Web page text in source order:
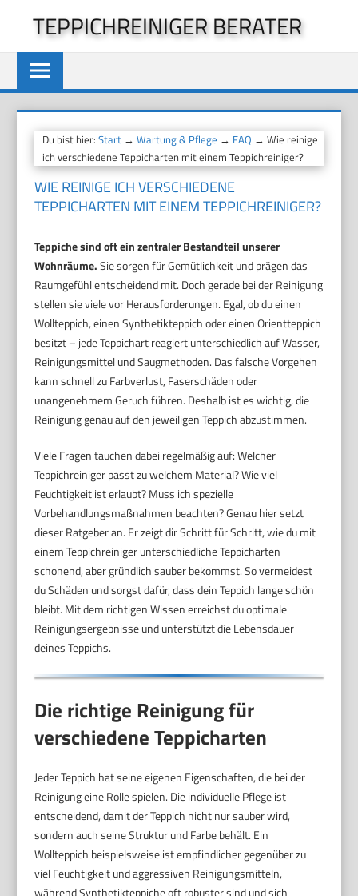
springen
TEPPICHREINIGER BERATER
Du bist hier:Start →Wartung & Pflege → FAQ → Wie reinige
ich verschiedene Teppicharten mit einem Teppichreiniger?
WIE REINIGE ICH VERSCHIEDENE
TEPPICHARTEN MIT EINEM TEPPICHREINIGER?
Teppiche sind oft ein zentraler Bestandteil unserer
Wohnräume.Sie sorgen für Gemütlichkeit und prägen das
Raumgefühl entscheidend mit. Doch gerade bei der Reinigung
stellen sie viele vor Herausforderungen. Egal, ob du einen
Wollteppich, einen Synthetikteppich oder einen Orientteppich
besitzt – jede Teppichart reagiert unterschiedlich auf Wasser,
Reinigungsmittel und Saugmethoden. Das falsche Vorgehen
kann schnell zu Farbverlust, Faserschäden oder
unangenehmem Geruch führen. Deshalb ist es wichtig, die
Reinigung genau auf den jeweiligen Teppich abzustimmen.
Viele Fragen tauchen dabei regelmäßig auf: Welcher
Teppichreiniger passt zu welchem Material? Wie viel
Feuchtigkeit ist erlaubt? Muss ich spezielle
Vorbehandlungsmaßnahmen beachten? Genau hier setzt
dieser Ratgeber an. Er zeigt dir Schritt für Schritt, wie du mit
einem Teppichreiniger unterschiedliche Teppicharten
schonend, aber gründlich sauber bekommst. So vermeidest
du Schäden und sorgst dafür, dass dein Teppich lange schön
bleibt. Mit dem richtigen Wissen erreichst du optimale
Reinigungsergebnisse und unterstützt die Lebensdauer
deines Teppichs.
Die richtige Reinigung für
verschiedene Teppicharten
Jeder Teppich hat seine eigenen Eigenschaften, die bei der
Reinigung eine Rolle spielen. Die individuelle Pflege ist
entscheidend, damit der Teppich nicht nur sauber wird,
sondern auch seine Struktur und Farbe behält. Ein
Wollteppich beispielsweise ist empfindlicher gegenüber zu
viel Feuchtigkeit und aggressiven Reinigungsmitteln,
während Synthetikteppiche oft robuster sind und sich